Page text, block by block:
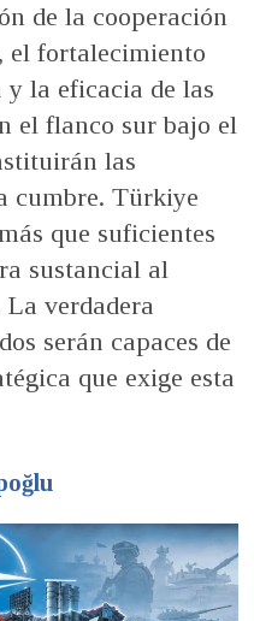
de la cooperación
fortalecimiento
la eficacia de las
el flanco sur bajo el
las
cumbre. Türkiye
que suficientes
sustancial al
verdadera
serán capaces de
que exige esta